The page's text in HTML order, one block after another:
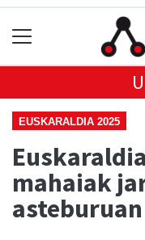
EUSKARALDIA 2025
mahaiak
asteburuan